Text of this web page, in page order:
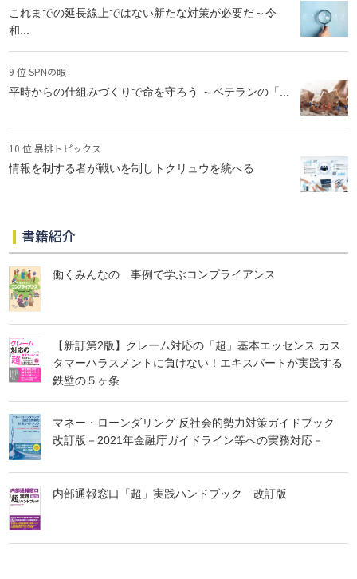
これまでの延長線上ではない新たな対策が必要だ～令
和...
9 位 SPNの眼
平時からの仕組みづくりで命を守ろう ～ベテランの「...
10 位 暴排トピックス
情報を制する者が戦いを制しトクリュウを統べる
書籍紹介
働くみんなの 事例で学ぶコンプライアンス
【新訂第2版】クレーム対応の「超」基本エッセンス カス
タマーハラスメントに負けない！エキスパートが実践する
鉄壁の５ヶ条
マネー・ローンダリング 反社会的勢力対策ガイドブック
改訂版－2021年金融庁ガイドライン等への実務対応－
内部通報窓口「超」実践ハンドブック 改訂版